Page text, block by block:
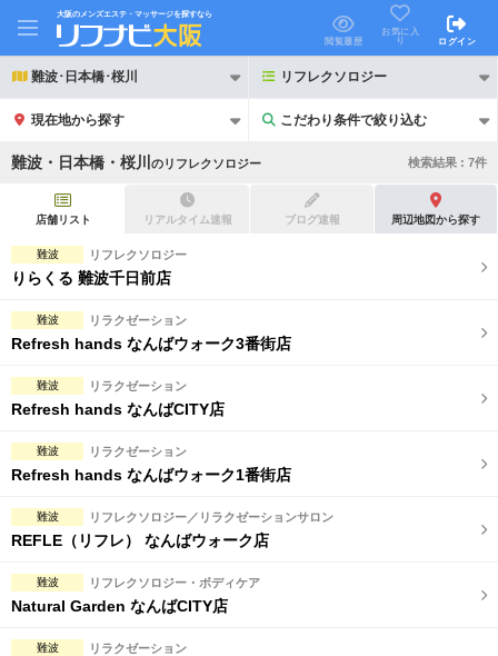
大阪のメンズエステ・マッサージを探すなら
閲覧履歴
お気に入
り
ログイン
難波･日本橋･桜川 リフレクソロジー
現在地から探す こだわり条件で絞り込む
こだわり条件で絞り込む
21時以降も受付
初回割引あり リピーター割引あり
団体割引
キャッシュレス決済OK
2名様歓迎
完全個室
ペアルームあり
フットバスあり
難波・日本橋・桜川 のリフレクソロジー 検索結果 : 7件
店舗リスト リアルタイム速報 ブログ速報 周辺地図から探す
難波 リフレクソロジー
りらくる 難波千日前店
難波 リラクゼーション
Refresh hands なんばウォーク3番街店
難波 リラクゼーション
Refresh hands なんばCITY店
難波 リラクゼーション
Refresh hands なんばウォーク1番街店
難波 リフレクソロジー／リラクゼーションサロン
REFLE（リフレ） なんばウォーク店
難波 リフレクソロジー・ボディケア
Natural Garden なんばCITY店
難波 リラクゼーション